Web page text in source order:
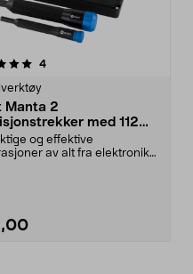
4anmeldelser
Manta 2
med 112
og effektive
av alt fra elektronikk